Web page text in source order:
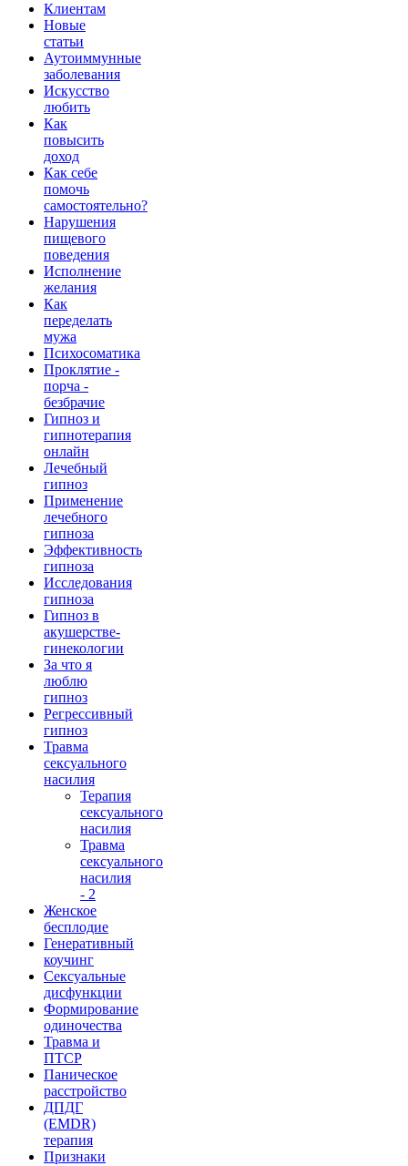
Клиентам
Новые
статьи
Аутоиммунные
заболевания
Искусство
любить
Как
повысить
доход
Как себе
помочь
самостоятельно?
Нарушения
пищевого
поведения
Исполнение
желания
Как
переделать
мужа
Психосоматика
Проклятие -
порча -
безбрачие
Гипноз и
гипнотерапия
онлайн
Лечебный
гипноз
Применение
лечебного
гипноза
Эффективность
гипноза
Исследования
гипноза
Гипноз в
акушерстве-
гинекологии
За что я
люблю
гипноз
Регрессивный
гипноз
Травма
сексуального
насилия
Терапия
сексуального
насилия
Травма
сексуального
насилия
- 2
Женское
бесплодие
Генеративный
коучинг
Сексуальные
дисфункции
Формирование
одиночества
Травма и
ПТСР
Паническое
расстройство
ДПДГ
(EMDR)
терапия
Признаки